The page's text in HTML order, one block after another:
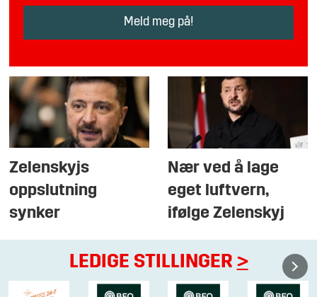
Zelenskyjs
oppslutning
synker
Nær ved å lage
eget luftvern,
ifølge Zelenskyj
LEDIGE STILLINGER >